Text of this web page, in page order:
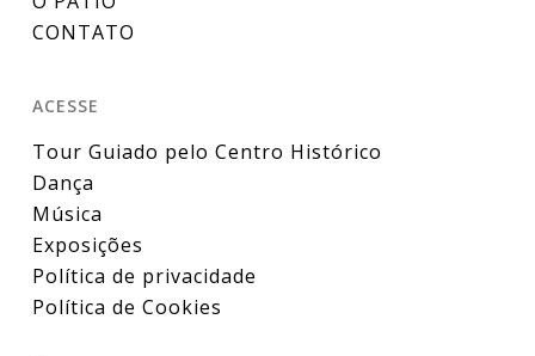
CONTATO
ACESSE
Tour Guiado pelo Centro Histórico
Dança
Música
Exposições
Política de privacidade
Política de Cookies